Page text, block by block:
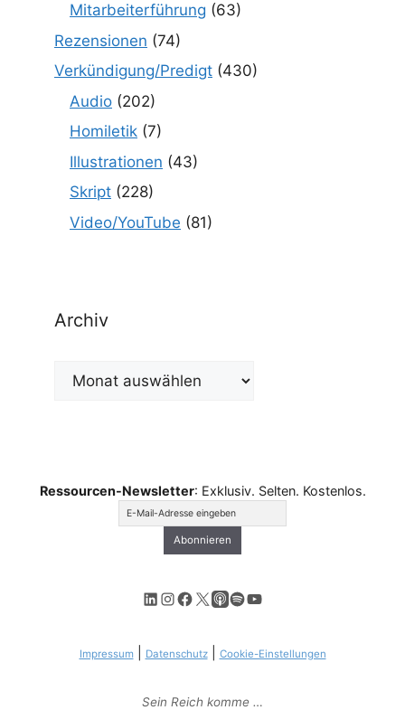
Mitarbeiterführung (63)
Rezensionen (74)
Verkündigung/Predigt (430)
Audio (202)
Homiletik (7)
Illustrationen (43)
Skript (228)
Video/YouTube (81)
Archiv
Archiv
Ressourcen-Newsletter: Exklusiv. Selten. Kostenlos.
LinkedIn
Instagram
Facebook
X Apple Podcasts
Spotify
YouTube
Impressum| Datenschutz| Cookie-Einstellungen
Sein Reich komme …